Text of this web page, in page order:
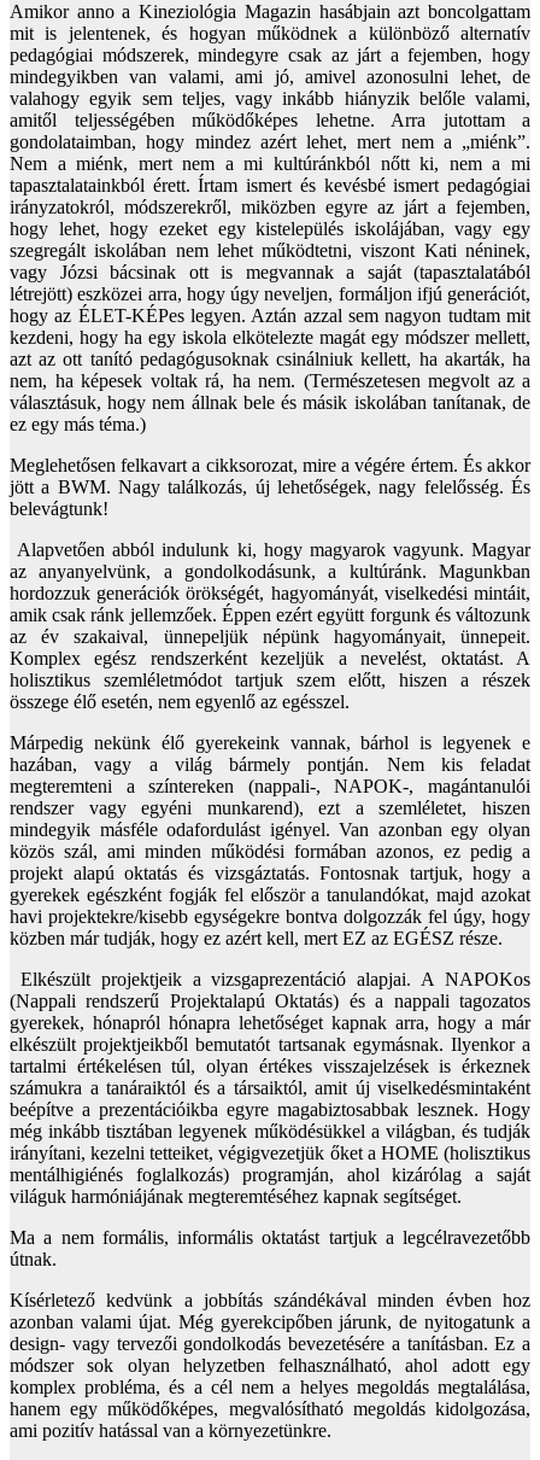
Amikor anno a Kineziológia Magazin hasábjain azt boncolgattam
mit is jelentenek, és hogyan működnek a különböző alternatív
pedagógiai módszerek, mindegyre csak az járt a fejemben, hogy
mindegyikben van valami, ami jó, amivel azonosulni lehet, de
valahogy egyik sem teljes, vagy inkább hiányzik belőle valami,
amitől teljességében működőképes lehetne. Arra jutottam a
gondolataimban, hogy mindez azért lehet, mert nem a „miénk”.
Nem a miénk, mert nem a mi kultúránkból nőtt ki, nem a mi
tapasztalatainkból érett. Írtam ismert és kevésbé ismert pedagógiai
irányzatokról, módszerekről, miközben egyre az járt a fejemben,
hogy lehet, hogy ezeket egy kistelepülés iskolájában, vagy egy
szegregált iskolában nem lehet működtetni, viszont Kati néninek,
vagy Józsi bácsinak ott is megvannak a saját (tapasztalatából
létrejött) eszközei arra, hogy úgy neveljen, formáljon ifjú generációt,
hogy az ÉLET-KÉPes legyen. Aztán azzal sem nagyon tudtam mit
kezdeni, hogy ha egy iskola elkötelezte magát egy módszer mellett,
azt az ott tanító pedagógusoknak csinálniuk kellett, ha akarták, ha
nem, ha képesek voltak rá, ha nem. (Természetesen megvolt az a
választásuk, hogy nem állnak bele és másik iskolában tanítanak, de
ez egy más téma.)
Meglehetősen felkavart a cikksorozat, mire a végére értem. És akkor
jött a BWM. Nagy találkozás, új lehetőségek, nagy felelősség. És
belevágtunk!
Alapvetően abból indulunk ki, hogy magyarok vagyunk. Magyar
az anyanyelvünk, a gondolkodásunk, a kultúránk. Magunkban
hordozzuk generációk örökségét, hagyományát, viselkedési mintáit,
amik csak ránk jellemzőek. Éppen ezért együtt forgunk és változunk
az év szakaival, ünnepeljük népünk hagyományait, ünnepeit.
Komplex egész rendszerként kezeljük a nevelést, oktatást. A
holisztikus szemléletmódot tartjuk szem előtt, hiszen a részek
összege élő esetén, nem egyenlő az egésszel.
Márpedig nekünk élő gyerekeink vannak, bárhol is legyenek e
hazában, vagy a világ bármely pontján. Nem kis feladat
megteremteni a színtereken (nappali-, NAPOK-, magántanulói
rendszer vagy egyéni munkarend), ezt a szemléletet, hiszen
mindegyik másféle odafordulást igényel. Van azonban egy olyan
közös szál, ami minden működési formában azonos, ez pedig a
projekt alapú oktatás és vizsgáztatás. Fontosnak tartjuk, hogy a
gyerekek egészként fogják fel először a tanulandókat, majd azokat
havi projektekre/kisebb egységekre bontva dolgozzák fel úgy, hogy
közben már tudják, hogy ez azért kell, mert EZ az EGÉSZ része.
Elkészült projektjeik a vizsgaprezentáció alapjai. A NAPOKos
(Nappali rendszerű Projektalapú Oktatás) és a nappali tagozatos
gyerekek, hónapról hónapra lehetőséget kapnak arra, hogy a már
elkészült projektjeikből bemutatót tartsanak egymásnak. Ilyenkor a
tartalmi értékelésen túl, olyan értékes visszajelzések is érkeznek
számukra a tanáraiktól és a társaiktól, amit új viselkedésmintaként
beépítve a prezentációikba egyre magabiztosabbak lesznek. Hogy
még inkább tisztában legyenek működésükkel a világban, és tudják
irányítani, kezelni tetteiket, végigvezetjük őket a HOME (holisztikus
mentálhigiénés foglalkozás) programján, ahol kizárólag a saját
világuk harmóniájának megteremtéséhez kapnak segítséget.
Ma a nem formális, informális oktatást tartjuk a legcélravezetőbb
útnak.
Kísérletező kedvünk a jobbítás szándékával minden évben hoz
azonban valami újat. Még gyerekcipőben járunk, de nyitogatunk a
design- vagy tervezői gondolkodás bevezetésére a tanításban. Ez a
módszer sok olyan helyzetben felhasználható, ahol adott egy
komplex probléma, és a cél nem a helyes megoldás megtalálása,
hanem egy működőképes, megvalósítható megoldás kidolgozása,
ami pozitív hatással van a környezetünkre.